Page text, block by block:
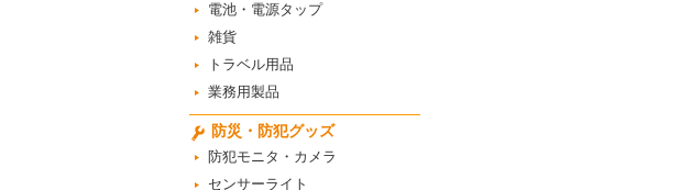
電池・電源タップ
雑貨
トラベル用品
業務用製品
防災・防犯グッズ
防犯モニタ・カメラ
センサーライト